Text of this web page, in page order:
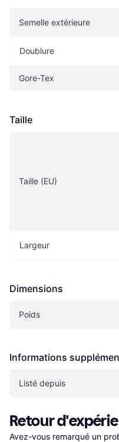
Semelle extérieure
Doublure
Gore-Tex
Taille
Taille (EU)
Largeur
Dimensions
Poids
Informations
Listé depuis
Retour
Avez-vous remarqué un